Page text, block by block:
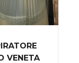
VENETA